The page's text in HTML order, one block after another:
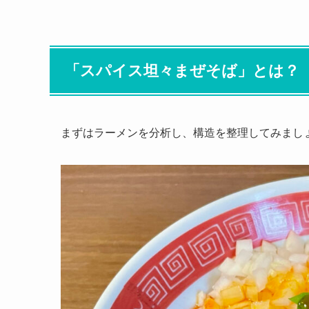
「スパイス坦々まぜそば」とは？
まずはラーメンを分析し、構造を整理してみまし